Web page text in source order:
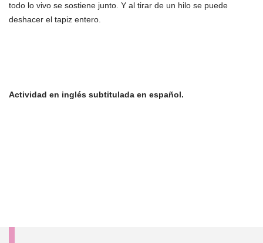
todo lo vivo se sostiene junto. Y al tirar de un hilo se puede
deshacer el tapiz entero.
Actividad en inglés subtitulada en español.